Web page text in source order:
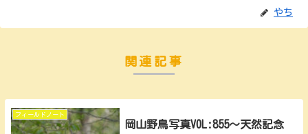
やち
関連記事
フィールドノート
岡山野鳥写真VOL:855～天然記念